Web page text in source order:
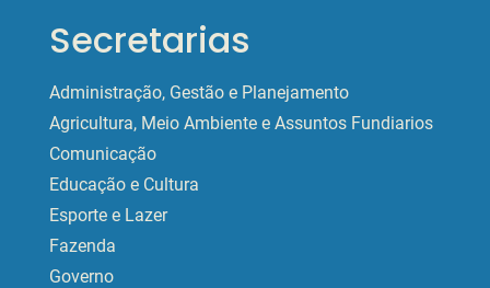
Secretarias
Administração, Gestão e Planejamento
Agricultura, Meio Ambiente e Assuntos Fundiarios
Comunicação
Educação e Cultura
Esporte e Lazer
Fazenda
Governo